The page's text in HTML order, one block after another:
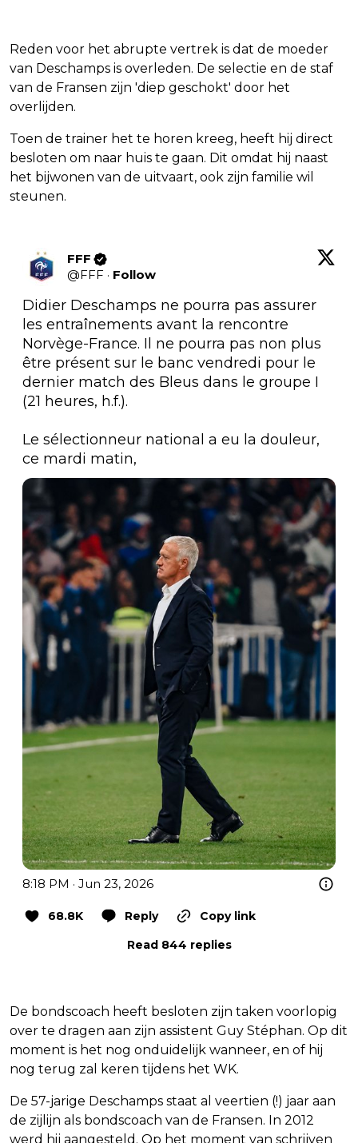
Reden voor het abrupte vertrek is dat de moeder
van Deschamps is overleden. De selectie en de staf
van de Fransen zijn 'diep geschokt' door het
overlijden.
Toen de trainer het te horen kreeg, heeft hij direct
besloten om naar huis te gaan. Dit omdat hij naast
het bijwonen van de uitvaart, ook zijn familie wil
steunen.
FFF
@FFF · Follow
Didier Deschamps ne pourra pas assurer
les entraînements avant la rencontre
Norvège-France. Il ne pourra pas non plus
être présent sur le banc vendredi pour le
dernier match des Bleus dans le groupe I
(21 heures, h.f.).
Le sélectionneur national a eu la douleur,
ce mardi matin,
8:18 PM · Jun 23, 2026
68.8K Reply
Copy link
Read 844 replies
De bondscoach heeft besloten zijn taken voorlopig
over te dragen aan zijn assistent Guy Stéphan. Op dit
moment is het nog onduidelijk wanneer, en of hij
nog terug zal keren tijdens het WK.
De 57-jarige Deschamps staat al veertien (!) jaar aan
de zijlijn als bondscoach van de Fransen. In 2012
werd hij aangesteld. Op het moment van schrijven